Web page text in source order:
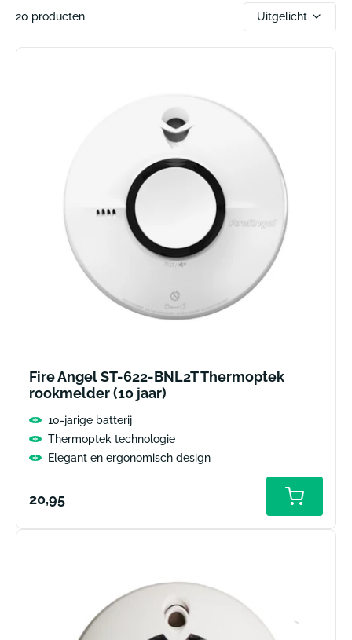
20 producten
Sorteer
Uitgelicht
Fire Angel ST-622-BNL2T Thermoptek
rookmelder (10 jaar)
10-jarige batterij
Thermoptek technologie
Elegant en ergonomisch design
Normale
20,95
aan